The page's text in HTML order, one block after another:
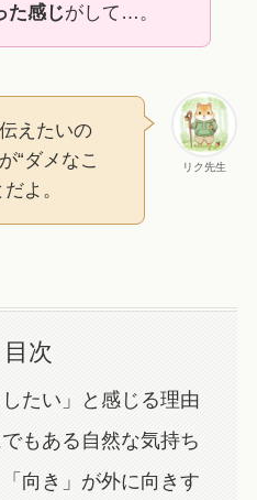
た感じがして…。
リク先生
えたいの
“ダメなこ
よ。
目次
たい」と感じる理由
もある自然な気持ち
向き」が外に向きす